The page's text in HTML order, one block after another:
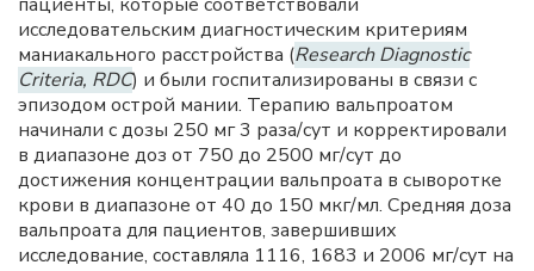
исследовательским диагностическим критериям
маниакального расстройства (Research Diagnostic
Criteria, RDC) и были госпитализированы в связи с
эпизодом острой мании. Терапию вальпроатом
начинали с дозы 250 мг 3 раза/сут и корректировали
в диапазоне доз от 750 до 2500 мг/сут до
достижения концентрации вальпроата в сыворотке
крови в диапазоне от 40 до 150 мкг/мл. Средняя доза
вальпроата для пациентов, завершивших
исследование, составляла 1116, 1683 и 2006 мг/сут на